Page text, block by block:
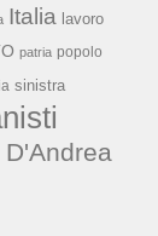
Italia lavoro
patria popolo
sinistra